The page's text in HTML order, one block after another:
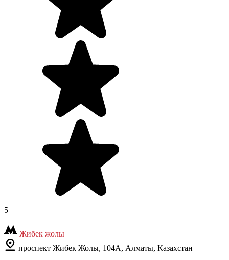
5
Жибек жолы
проспект Жибек Жолы, 104А, Алматы, Казахстан